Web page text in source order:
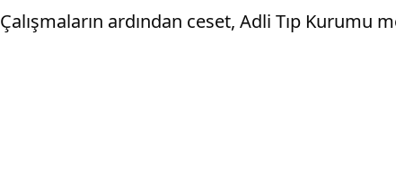
Çalışmaların ardından ceset, Adli Tıp Kurumu